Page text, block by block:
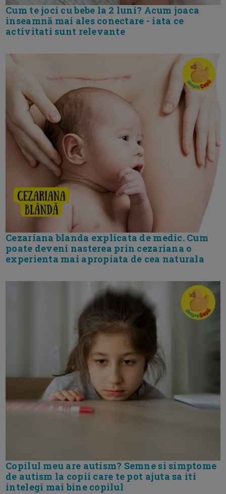
Cum te joci cu bebe la 2 luni? Acum joaca
inseamnă mai ales conectare - iata ce
activitati sunt relevante
Cezariana blanda explicata de medic. Cum
poate deveni nasterea prin cezariana o
experienta mai apropiata de cea naturala
Copilul meu are autism? Semne si simptome
de autism la copii care te pot ajuta sa iti
intelegi mai bine copilul